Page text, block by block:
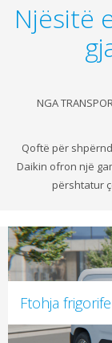
Njësitë
NGA
Qoftë për
Daikin ofron një
përshtatur
Ftohja